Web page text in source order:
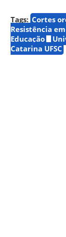
Tags: Cortes
Resistência
Educação
Catarina UFSC